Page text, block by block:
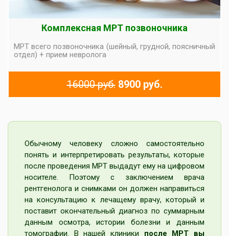
Комплексная МРТ позвоночника
МРТ всего позвоночника (шейный, грудной, поясничный
отдел) + прием невролога
16000 руб.8900 руб.
Обычному человеку сложно самостоятельно
понять и интерпретировать результаты, которые
после проведения МРТ выдадут ему на цифровом
носителе. Поэтому с заключением врача
рентгенолога и снимками он должен направиться
на консультацию к лечащему врачу, который и
поставит окончательный диагноз по суммарным
данным осмотра, истории болезни и данным
томографии. В нашей клиники после МРТ вы